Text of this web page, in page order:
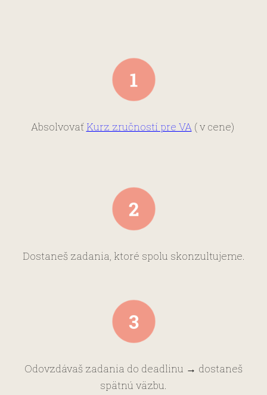
Absolvovať Kurz zručností pre VA ( v cene)
Dostaneš zadania, ktoré spolu skonzultujeme.
Odovzdávaš zadania do deadlinu → dostaneš
spätnú väzbu.